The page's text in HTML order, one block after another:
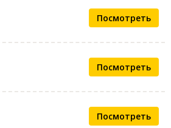
Посмотреть
Посмотреть
Посмотреть